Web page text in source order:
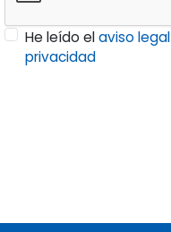
He leído elaviso legal
privacidad